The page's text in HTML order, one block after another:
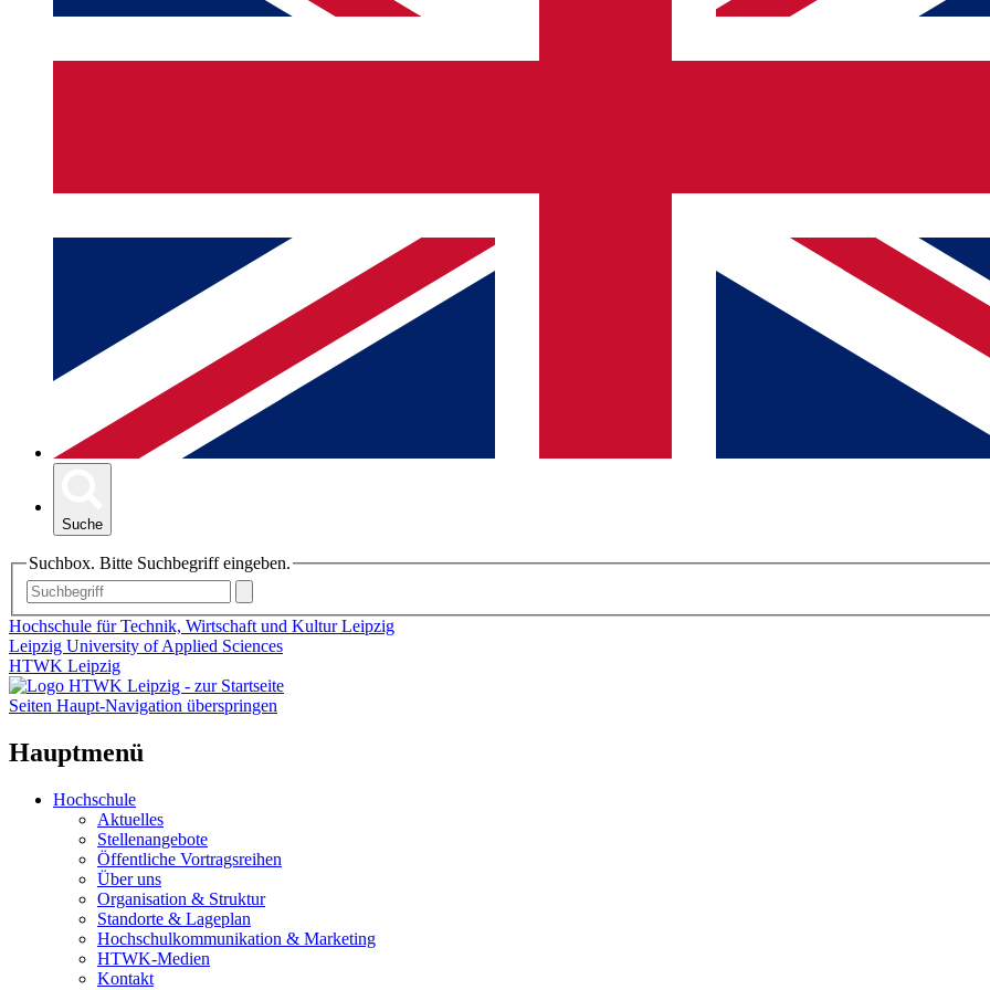
Suche
Suchbox. Bitte Suchbegriff eingeben.
Hochschule für Technik, Wirtschaft und Kultur Leipzig
Leipzig University of Applied Sciences
HTWK Leipzig
Seiten Haupt-Navigation überspringen
Hauptmenü
Hochschule
Aktuelles
Stellenangebote
Öffentliche Vortragsreihen
Über uns
Organisation & Struktur
Standorte & Lageplan
Hochschulkommunikation & Marketing
HTWK-Medien
Kontakt